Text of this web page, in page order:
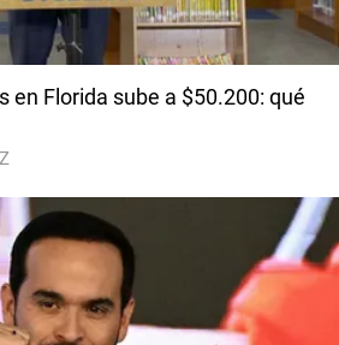
en Florida sube a $50.200: qué